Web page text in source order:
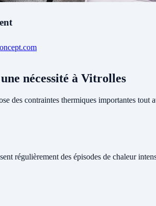
nécessité à Vitrolles
des contraintes thermiques importantes tout
régulièrement des épisodes de chaleur